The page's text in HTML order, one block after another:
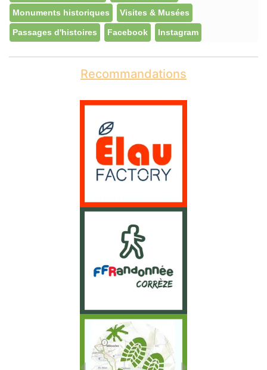
Monuments historiques Visites & Musées
Passages d'histoires Facebook Instagram
Recommandations